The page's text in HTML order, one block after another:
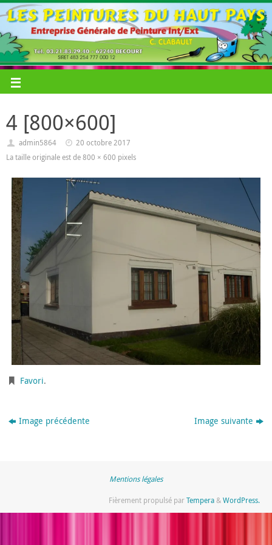
4 [800×600]
admin5864
20 octobre 2017
La taille originale est de800 × 600 pixels
Favori.
Image précédente Image suivante
Mentions légales
Fièrement propulsé parTempera&WordPress.